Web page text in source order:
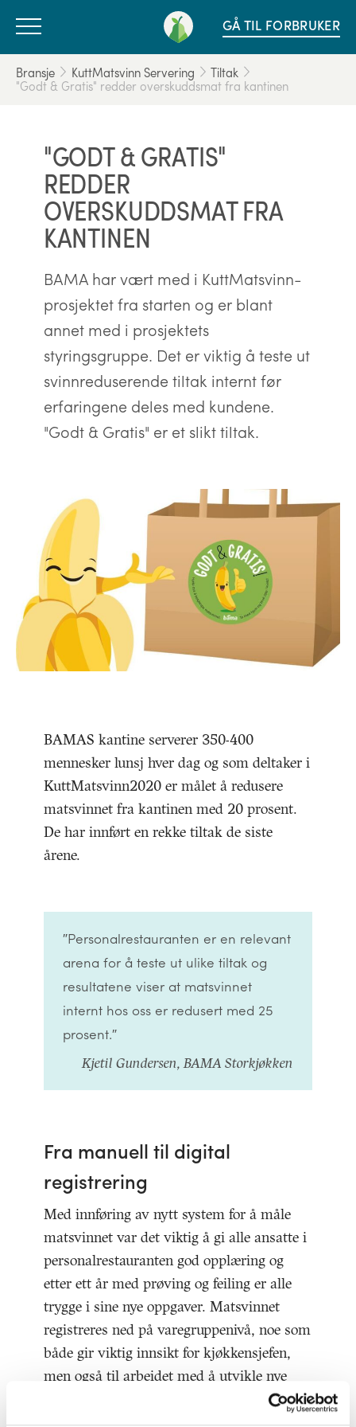
GÅ TIL FORBRUKER
Bransje KuttMatsvinn Servering Tiltak
"Godt & Gratis" redder overskuddsmat fra kantinen
"GODT & GRATIS"
REDDER
OVERSKUDDSMAT FRA
KANTINEN
BAMA har vært med i KuttMatsvinn-
prosjektet fra starten og er blant
annet med i prosjektets
styringsgruppe. Det er viktig å teste ut
svinnreduserende tiltak internt før
erfaringene deles med kundene.
"Godt & Gratis" er et slikt tiltak.
BAMAS kantine serverer 350-400
mennesker lunsj hver dag og som deltaker i
KuttMatsvinn2020 er målet å redusere
matsvinnet fra kantinen med 20 prosent.
De har innført en rekke tiltak de siste
årene.
″Personalrestauranten er en relevant
arena for å teste ut ulike tiltak og
resultatene viser at matsvinnet
internt hos oss er redusert med 25
prosent.″
Kjetil Gundersen, BAMA Storkjøkken
Fra manuell til digital
registrering
Med innføring av nytt system for å måle
matsvinnet var det viktig å gi alle ansatte i
personalrestauranten god opplæring og
etter ett år med prøving og feiling er alle
trygge i sine nye oppgaver. Matsvinnet
registreres ned på varegruppenivå, noe som
både gir viktig innsikt for kjøkkensjefen,
men også til arbeidet med å utvikle nye
serveringbransjen.